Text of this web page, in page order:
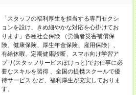
「スタッフの福利厚生を担当する専門セクシ
ョンを設け、きめ細やかな対応を心掛けてお
ります」各種社会保険 （労働者災害補償保
険、健康保険、厚生年金保険、雇用保険）、
有給休暇、定期健康診断、スマホ向け学習ア
プリ(スタッフサービスぽけっと)でお仕事に必
要なスキルを習得 、全国の提携スクールで優
待サービス など、福利厚生が充実しておりま
す。